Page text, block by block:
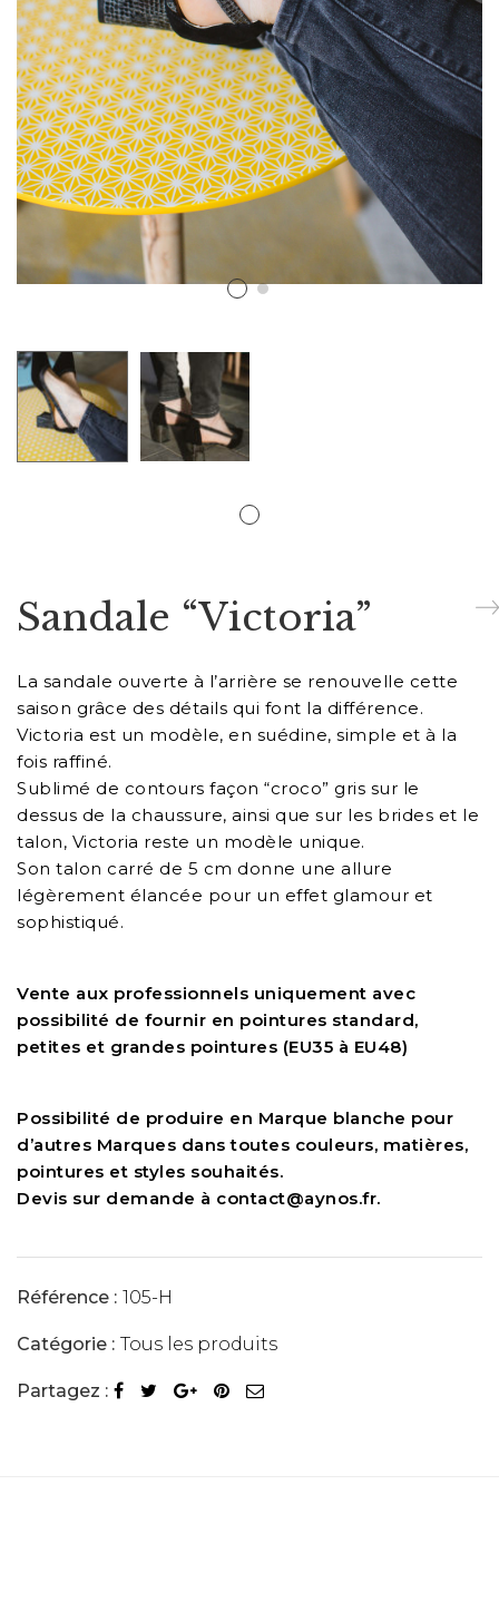
Sandale “Victoria”
La sandale ouverte à l’arrière se renouvelle cette
saison grâce des détails qui font la différence.
Victoria est un modèle, en suédine, simple et à la
fois raffiné.
Sublimé de contours façon “croco” gris sur le
dessus de la chaussure, ainsi que sur les brides et le
talon, Victoria reste un modèle unique.
Son talon carré de 5 cm donne une allure
légèrement élancée pour un effet glamour et
sophistiqué.
Vente aux professionnels uniquement avec
possibilité de fournir en pointures standard,
petites et grandes pointures (EU35 à EU48)
Possibilité de produire en Marque blanche pour
d’autres Marques dans toutes couleurs, matières,
pointures et styles souhaités.
Devis sur demande à contact@aynos.fr.
Référence : 105-H
Catégorie : Tous les produits
Partagez :